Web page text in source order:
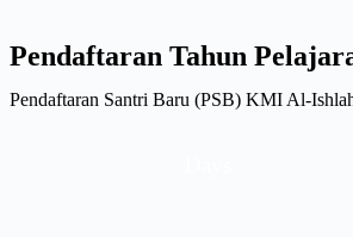
Pendaftaran Tahun
Pendaftaran Santri Baru (PSB) KMI Al-